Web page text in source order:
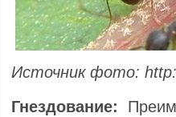
Источник фото:
Гнездование: